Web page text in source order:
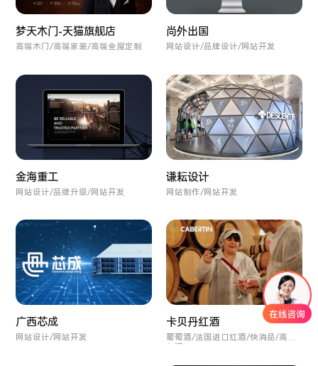
梦天木门-天猫旗舰店
高端木门/高端家装/高端全屋定制
尚外出国
网站设计/品牌设计/网站开发
金海重工
网站设计/品牌升级/网站开发
谦耘设计
网站制作/网站开发
广西芯成
网站设计/网站开发
卡贝丹红酒
葡萄酒/法国进口红酒/快消品/高端